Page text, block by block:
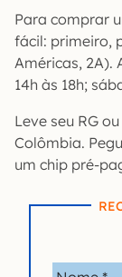
Para comprar
fácil: primeiro,
Américas, 2A).
14h às 18h;
Leve seu RG
Colômbia.
um chip pré-